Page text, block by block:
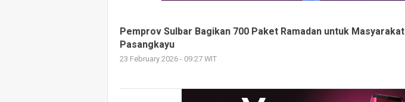
Pemprov Sulbar Bagikan 700 Paket Ramadan untuk Masyarakat
Pasangkayu
23 February 2026 - 09:27 WIT